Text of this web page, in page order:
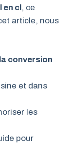
en cl, ce
article, nous
conversion
et dans
les
pour